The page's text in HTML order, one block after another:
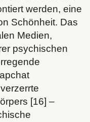
werden, eine
Schönheit. Das
Medien,
psychischen
[16] –